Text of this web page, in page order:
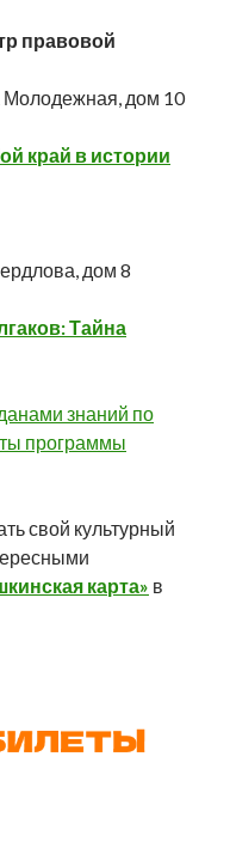
правовой
Молодежная, дом 10
край в истории
дом 8
Тайна
знаний по
программы
свой культурный
карта» в